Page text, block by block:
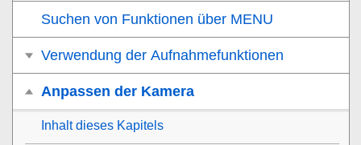
Suchen von Funktionen über MENU
Verwendung der Aufnahmefunktionen
Anpassen der Kamera
Inhalt dieses Kapitels